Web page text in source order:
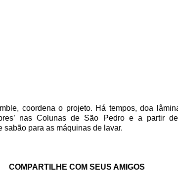
coordena o projeto. Há tempos, doa
nas Colunas de São Pedro e a partir
sabão para as máquinas de lavar.
COMPARTILHE COM SEUS AMIGOS